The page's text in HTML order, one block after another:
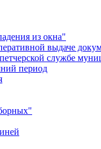
из окна"
выдаче
службе
период